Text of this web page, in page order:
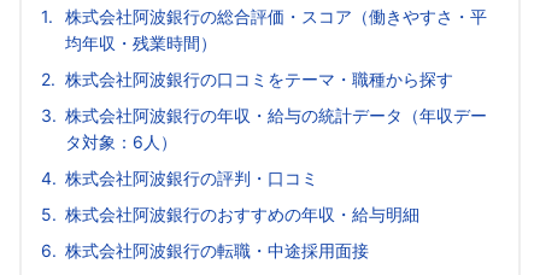
株式会社阿波銀行の総合評価・スコア（働きやすさ・平
均年収・残業時間）
株式会社阿波銀行の口コミをテーマ・職種から探す
株式会社阿波銀行の年収・給与の統計データ（年収デー
タ対象：6人）
株式会社阿波銀行の評判・口コミ
株式会社阿波銀行のおすすめの年収・給与明細
株式会社阿波銀行の転職・中途採用面接